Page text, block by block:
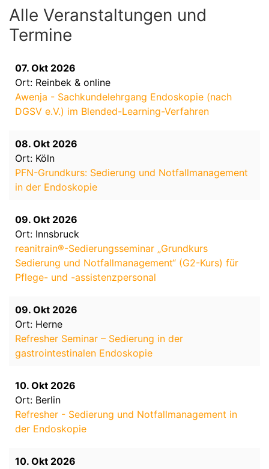
Alle Veranstaltungen und
Termine
07. Okt 2026
Ort: Reinbek & online
Awenja - Sachkundelehrgang Endoskopie (nach
DGSV e.V.) im Blended-Learning-Verfahren
08. Okt 2026
Ort: Köln
PFN-Grundkurs: Sedierung und Notfallmanagement
in der Endoskopie
09. Okt 2026
Ort: Innsbruck
reanitrain®-Sedierungsseminar „Grundkurs
Sedierung und Notfallmanagement“ (G2-Kurs) für
Pflege- und -assistenzpersonal
09. Okt 2026
Ort: Herne
Refresher Seminar – Sedierung in der
gastrointestinalen Endoskopie
10. Okt 2026
Ort: Berlin
Refresher - Sedierung und Notfallmanagement in
der Endoskopie
10. Okt 2026